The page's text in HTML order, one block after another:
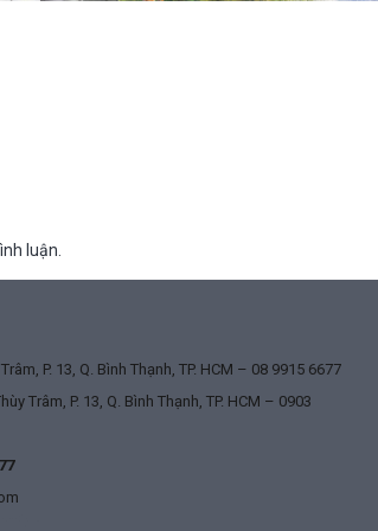
luận.
P. 13, Q. Bình Thạnh, TP. HCM – 08 9915 6677
Trâm, P. 13, Q. Bình Thạnh, TP. HCM – 0903